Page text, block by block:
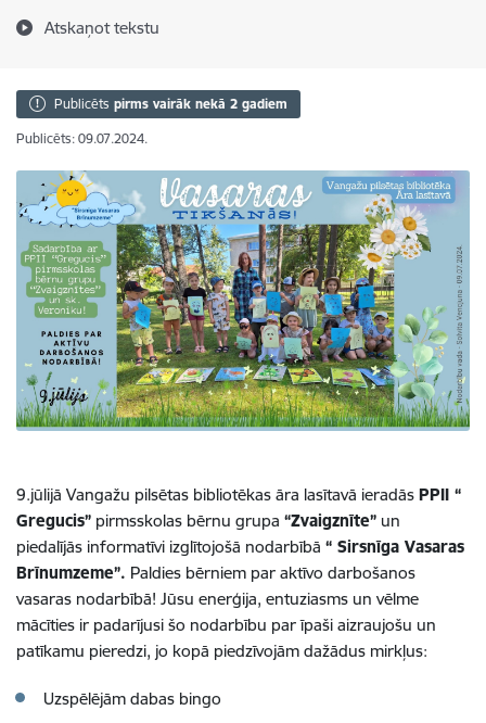
Atskaņot tekstu
Publicēts pirms vairāk nekā 2 gadiem
Publicēts: 09.07.2024.
9.jūlijā Vangažu pilsētas bibliotēkas āra lasītavā ieradās PPII “
Gregucis” pirmsskolas bērnu grupa “Zvaigznīte” un
piedalījās informatīvi izglītojošā nodarbībā “ Sirsnīga Vasaras
Brīnumzeme”. Paldies bērniem par aktīvo darbošanos
vasaras nodarbībā! Jūsu enerģija, entuziasms un vēlme
mācīties ir padarījusi šo nodarbību par īpaši aizraujošu un
patīkamu pieredzi, jo kopā piedzīvojām dažādus mirkļus:
Uzspēlējām dabas bingo